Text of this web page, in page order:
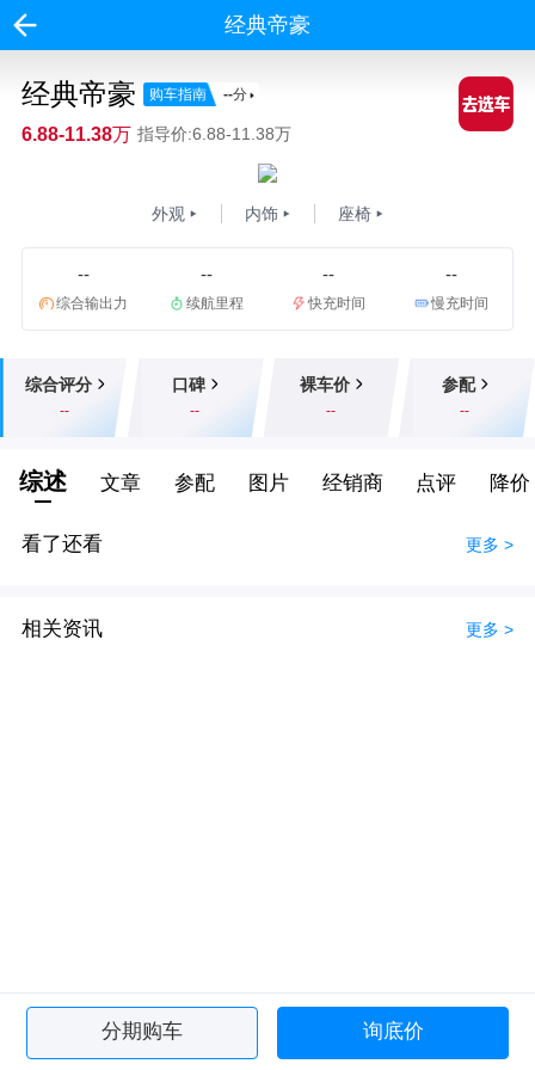
经典帝豪
经典帝豪 购车指南 --分
6.88-11.38万 指导价:6.88-11.38万
外观 内饰 座椅
--
综合输出力
--
续航里程
--
快充时间
--
慢充时间
综合评分
--
口碑
--
裸车价
--
参配
--
综述 文章 参配 图片 经销商 点评 降价
看了还看 更多 >
相关资讯 更多 >
分期购车 询底价